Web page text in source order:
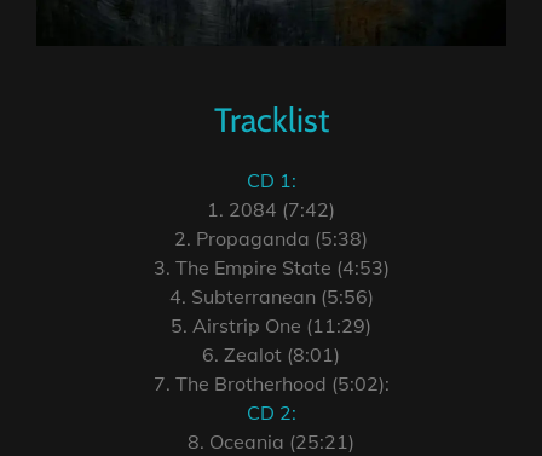
Tracklist
CD 1:
1. 2084 (7:42)
2. Propaganda (5:38)
3. The Empire State (4:53)
4. Subterranean (5:56)
5. Airstrip One (11:29)
6. Zealot (8:01)
7. The Brotherhood (5:02):
CD 2:
8. Oceania (25:21)